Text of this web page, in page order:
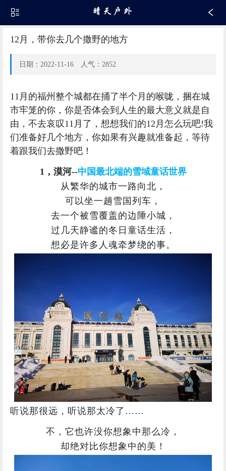
12月，带你去几个撒野的地方
日期：2022-11-16 人气：2852
11月的福州整个城都在捅了半个月的喉咙，捆在城
市牢笼的你，你是否体会到人生的最大意义就是自
由，不去哀叹11月了，想想我们的12月怎么玩吧!我
们准备好几个地方，你如果有兴趣就准备起，等待
着跟我们去撒野吧！
1，漠河--中国最北端的雪域童话世界
从繁华的城市一路向北，
可以坐一趟雪国列车，
去一个被雪覆盖的边陲小城，
过几天静谧的冬日童话生活，
想必是许多人魂牵梦绕的事。
听说那很远，听说那太冷了……
不，它也许没你想象中那么冷，
却绝对比你想象中的美！